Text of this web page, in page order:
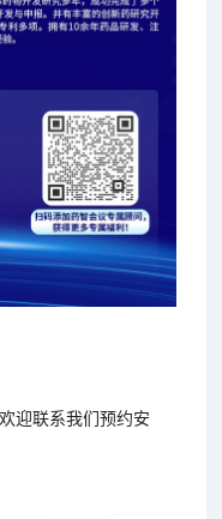
迎联系我们预约安